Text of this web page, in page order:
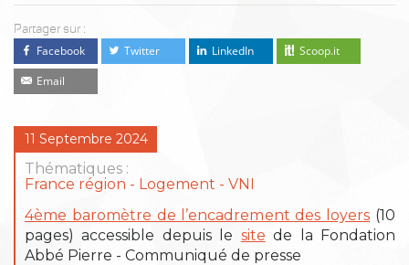
Partager sur :
Facebook Twitter LinkedIn
Scoop.it
Email
11 Septembre 2024
Thématiques :
France région
Logement
VNI
4ème baromètre de l’encadrement des loyers (10
pages) accessible depuis le site de la Fondation
Abbé Pierre - Communiqué de presse